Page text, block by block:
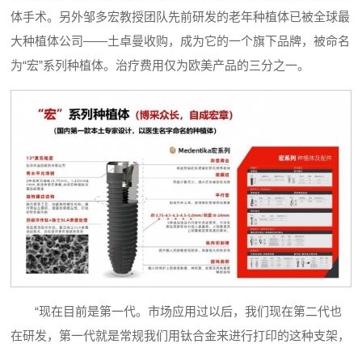
体手术。另外邹多宏教授团队先前研发的老年种植体已被全球最
大种植体公司——土卓曼收购，成为它的一个旗下品牌，被命名
为“宏”系列种植体。治疗费用仅为欧美产品的三分之一。
“现在目前是第一代。市场应用过以后，我们现在第二代也
在研发，第一代就是常规我们用钛合金来进行打印的这种支架，